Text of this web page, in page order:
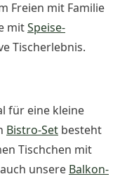
Freien mit Familie
mitSpeise-
Tischerlebnis.
für eine kleine
Bistro-Set besteht
Tischchen mit
unsere Balkon-